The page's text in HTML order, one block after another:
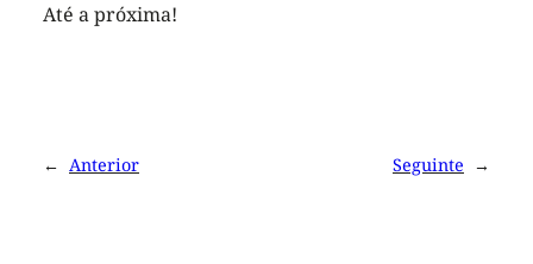
Até a próxima!
← Anterior Seguinte →